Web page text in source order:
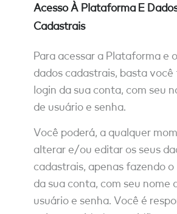
Acesso À Plataforma E
Cadastrais
Para acessar a Plataforma e
dados cadastrais, basta você
login da sua conta, com seu
de usuário e senha.
Você poderá, a qualquer
alterar e/ou editar os seus
cadastrais, apenas fazendo o
da sua conta, com seu nome
usuário e senha. Você é